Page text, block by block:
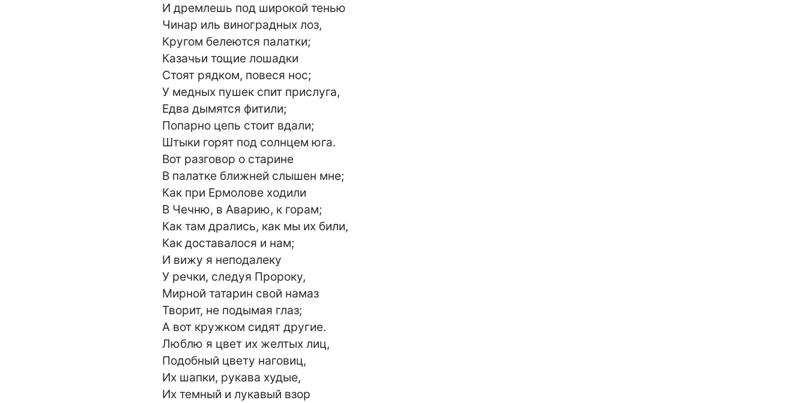
И дремлешь под широкой тенью
Чинар иль виноградных лоз,
Кругом белеются палатки;
Казачьи тощие лошадки
Стоят рядком, повеся нос;
У медных пушек спит прислуга,
Едва дымятся фитили;
Попарно цепь стоит вдали;
Штыки горят под солнцем юга.
Вот разговор о старине
В палатке ближней слышен мне;
Как при Ермолове ходили
В Чечню, в Аварию, к горам;
Как там дрались, как мы их били,
Как доставалося и нам;
И вижу я неподалеку
У речки, следуя Пророку,
Мирной татарин свой намаз
Творит, не подымая глаз;
А вот кружком сидят другие.
Люблю я цвет их желтых лиц,
Подобный цвету наговиц,
Их шапки, рукава худые,
Их темный и лукавый взор